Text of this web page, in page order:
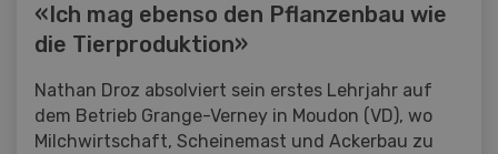
«Ich mag ebenso den Pflanzenbau wie
die Tierproduktion»
Nathan Droz absolviert sein erstes Lehrjahr auf
dem Betrieb Grange-Verney in Moudon (VD), wo
Milchwirtschaft, Scheinemast und Ackerbau zu